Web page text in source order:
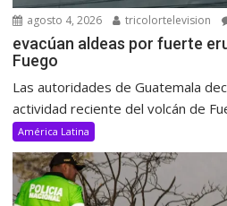
agosto 4, 2026 tricolortelevision
evacúan aldeas por fuerte
Fuego
Las autoridades de Guatemala
actividad reciente del volcán de
América Latina